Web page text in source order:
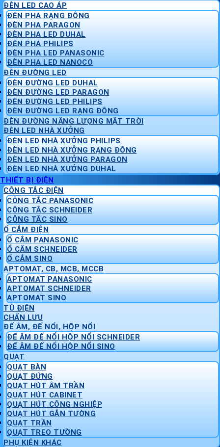
ĐÈN LED CAO ÁP
ĐÈN PHA RẠNG ĐÔNG
ĐÈN PHA PARAGON
ĐÈN PHA LED DUHAL
ĐÈN PHA PHILIPS
ĐÈN PHA LED PANASONIC
ĐÈN PHA LED NANOCO
ĐÈN ĐƯỜNG LED
ĐÈN ĐƯỜNG LED DUHAL
ĐÈN ĐƯỜNG LED PARAGON
ĐÈN ĐƯỜNG LED PHILIPS
ĐÈN ĐƯỜNG LED RẠNG ĐÔNG
ĐÈN ĐƯỜNG NĂNG LƯỢNG MẶT TRỜI
ĐÈN LED NHÀ XƯỞNG
ĐÈN LED NHÀ XƯỞNG PHILIPS
ĐÈN LED NHÀ XƯỞNG RẠNG ĐÔNG
ĐÈN LED NHÀ XƯỞNG PARAGON
ĐÈN LED NHÀ XƯỞNG DUHAL
THIẾT BỊ ĐIỆN
CÔNG TẮC ĐIỆN
CÔNG TẮC PANASONIC
CÔNG TẮC SCHNEIDER
CÔNG TẮC SINO
Ổ CẮM ĐIỆN
Ổ CẮM PANASONIC
Ổ CẮM SCHNEIDER
Ổ CẮM SINO
APTOMAT, CB, MCB, MCCB
APTOMAT PANASONIC
APTOMAT SCHNEIDER
APTOMAT SINO
TỦ ĐIỆN
CHẤN LƯU
ĐẾ ÂM, ĐẾ NỔI, HỘP NỔI
ĐẾ ÂM ĐẾ NỔI HỘP NỔI SCHNEIDER
ĐẾ ÂM ĐẾ NỔI HỘP NỔI SINO
QUẠT
QUẠT BÀN
QUẠT ĐỨNG
QUẠT HÚT ÂM TRẦN
QUẠT HÚT CABINET
QUẠT HÚT CÔNG NGHIỆP
QUẠT HÚT GẮN TƯỜNG
QUẠT TRẦN
QUẠT TREO TƯỜNG
PHỤ KIỆN KHÁC